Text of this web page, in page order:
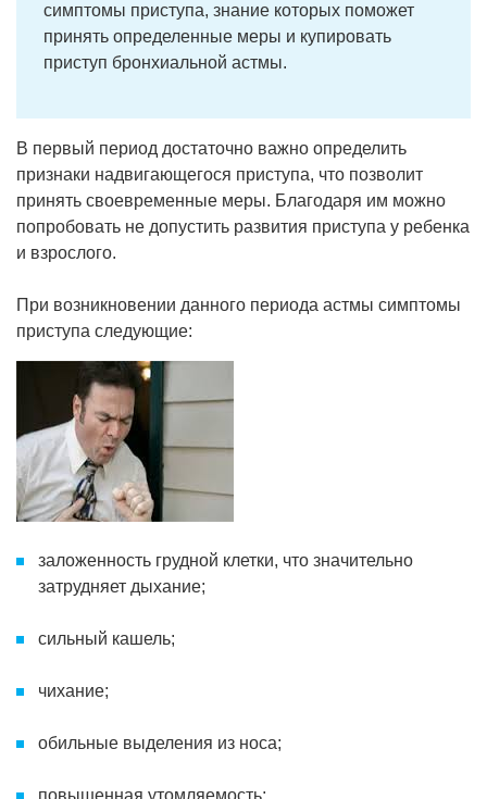
симптомы приступа, знание которых поможет
принять определенные меры и купировать
приступ бронхиальной астмы.
В первый период достаточно важно определить
признаки надвигающегося приступа, что позволит
принять своевременные меры. Благодаря им можно
попробовать не допустить развития приступа у ребенка
и взрослого.
При возникновении данного периода астмы симптомы
приступа следующие:
заложенность грудной клетки, что значительно
затрудняет дыхание;
сильный кашель;
чихание;
обильные выделения из носа;
повышенная утомляемость;